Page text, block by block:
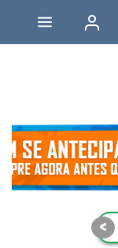
<